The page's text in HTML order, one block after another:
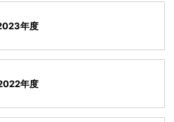
年度
年度